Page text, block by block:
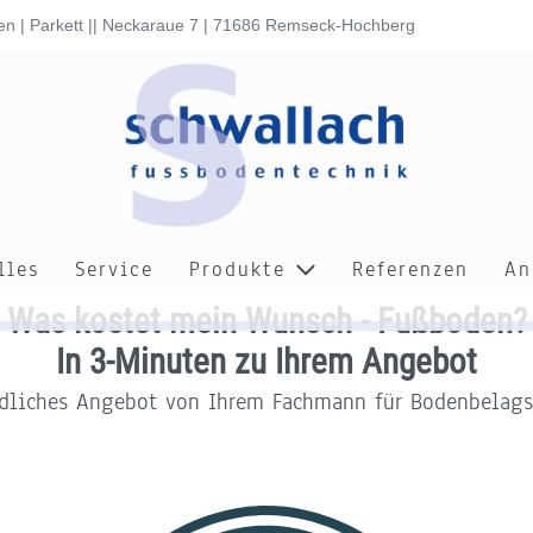
| Parkett || Neckaraue 7 | 71686 Remseck-Hochberg
Service Produkte Referenzen
Was kostet mein Wunsch - Fußboden?
In 3-Minuten zu Ihrem Angebot
Angebot von Ihrem Fachmann für